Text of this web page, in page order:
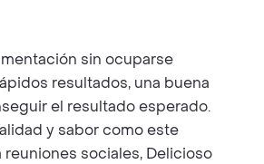
sin ocuparse
resultados, una buena
el resultado esperado.
y sabor como este
reuniones sociales, Delicioso